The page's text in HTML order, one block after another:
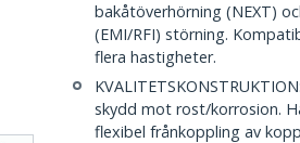
bakåtöverhörning (NEXT)
(EMI/RFI) störning.
flera hastigheter.
skydd mot rost/korrosion.
flexibel frånkoppling av